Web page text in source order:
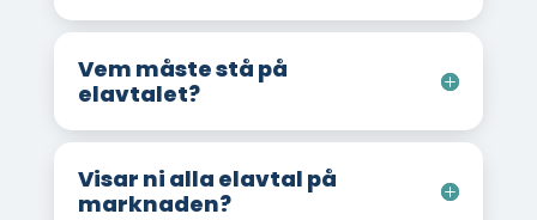
Vem måste stå på
elavtalet?
Visar ni alla elavtal på
marknaden?